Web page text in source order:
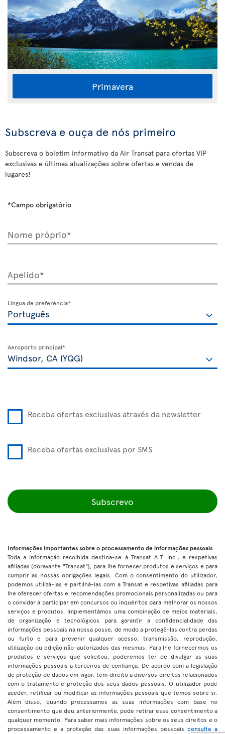
Primavera
Subscreva e ouça de nós primeiro
Subscreva o boletim informativo da Air Transat para ofertas VIP
exclusivas e últimas atualizações sobre ofertas e vendas de
lugares!
*Campo obrigatório
Nome próprio*
Apelido*
Língua de preferência*
Aeroporto principal*
Receba ofertas exclusivas através da newsletter
Receba ofertas exclusivas por SMS
Subscrevo
Informações importantes sobre o processamento de informações pessoais
Toda a informação recolhida destina-se à Transat A.T. inc., e respetivas
afiliadas (doravante "Transat"), para lhe fornecer produtos e serviços e para
cumprir as nossas obrigações legais. Com o consentimento do utilizador,
podemos utilizá-las e partilhá-las com a Transat e respetivas afiliadas para
lhe oferecer ofertas e recomendações promocionais personalizadas ou para
o convidar a participar em concursos ou inquéritos para melhorar os nossos
serviços e produtos. Implementámos uma combinação de meios materiais,
de organização e tecnológicos para garantir a confidencialidade das
informações pessoais na nossa posse, de modo a protegê-las contra perdas
ou furto e para prevenir qualquer acesso, transmissão, reprodução,
utilização ou edição não-autorizados das mesmas. Para lhe fornecermos os
produtos e serviços que solicitou, poderemos ter de divulgar as suas
informações pessoais a terceiros de confiança. De acordo com a legislação
de proteção de dados em vigor, tem direito a diversos direitos relacionados
com o tratamento e proteção dos seus dados pessoais. O utilizador pode
aceder, retificar ou modificar as informações pessoais que temos sobre si.
Além disso, quando processamos as suas informações com base no
consentimento que deu anteriormente, pode retirar esse consentimento a
qualquer momento. Para saber mais informações sobre os seus direitos e o
processamento e a proteção das suas informações pessoais consulte a